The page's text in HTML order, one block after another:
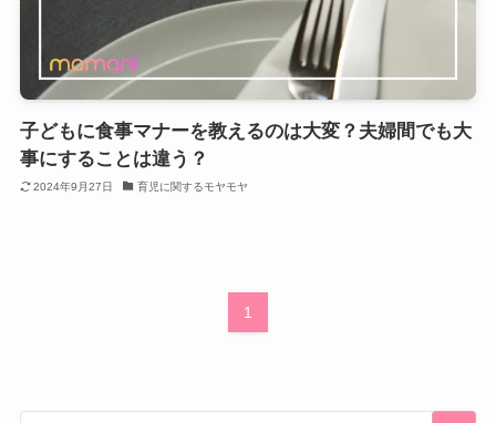
子どもに食事マナーを教えるのは大変？夫婦間でも大
事にすることは違う？
2024年9月27日 育児に関するモヤモヤ
1